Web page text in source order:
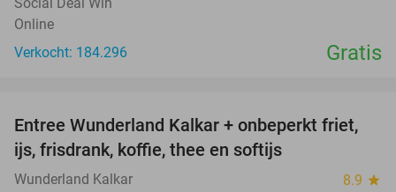
Online
Verkocht: 184.296
Gratis
32%
Entree Wunderland Kalkar + onbeperkt friet,
ijs, frisdrank, koffie, thee en softijs
Wunderland Kalkar 8.9 star